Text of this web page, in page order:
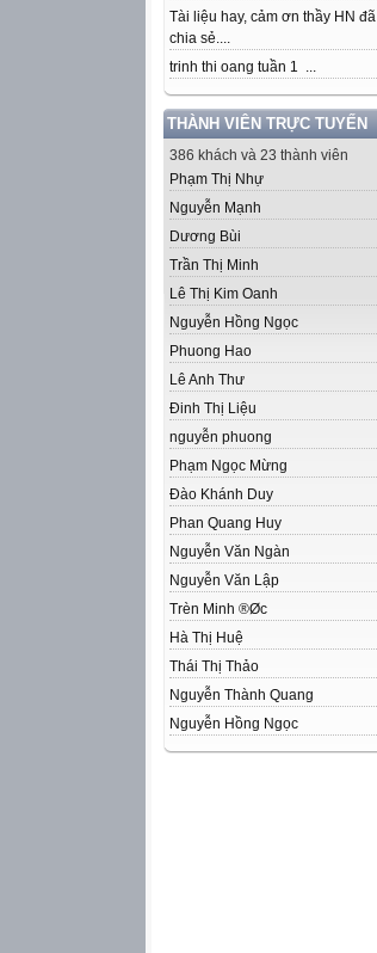
Tài liệu hay, cảm ơn thầy HN đã
chia sẻ....
trinh thi oang tuần 1 ...
THÀNH VIÊN TRỰC TUYẾN
386 khách và 23 thành viên
Phạm Thị Nhự
Nguyễn Mạnh
Dương Bùi
Trần Thị Minh
Lê Thị Kim Oanh
Nguyễn Hồng Ngọc
Phuong Hao
Lê Anh Thư
Đinh Thị Liệu
nguyễn phuong
Phạm Ngọc Mừng
Đào Khánh Duy
Phan Quang Huy
Nguyễn Văn Ngàn
Nguyễn Văn Lập
Trèn Minh ®Øc
Hà Thị Huệ
Thái Thị Thảo
Nguyễn Thành Quang
Nguyễn Hồng Ngọc